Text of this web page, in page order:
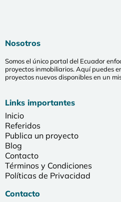
Nosotros
Somos el único portal del Ecuador
proyectos inmobiliarios. Aquí puedes
proyectos nuevos disponibles en un
Links importantes
Inicio
Referidos
Publica un proyecto
Blog
Contacto
Términos y Condiciones
Políticas de Privacidad
Contacto